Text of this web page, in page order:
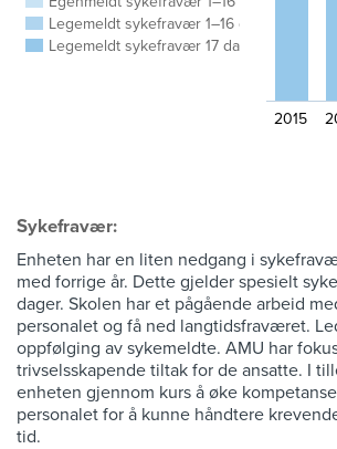
Legemeldt sykefravær 1–16 dager
Legemeldt sykefravær 17 dager–1 år
2015
Sykefravær:
Enheten har en liten nedgang i
med forrige år. Dette gjelder spesielt
dager. Skolen har et pågående arbeid
personalet og få ned langtidsfraværet.
oppfølging av sykemeldte. AMU har
trivselsskapende tiltak for de ansatte. I
enheten gjennom kurs å øke
personalet for å kunne håndtere
tid.